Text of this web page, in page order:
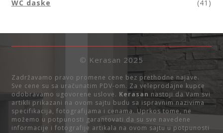
WC daske
(41)
© Kerasan 2025
Zadržavamo pravo promene cene bez prethodne najave.
Sve cene su sa uračunatim PDV-om. Za veleprodajne kupce
odobravamo ugovorene uslove. Kerasan nastoji da Vam svi
artikli prikazani na ovom sajtu budu sa ispravnim nazivima
specifikacija, fotografijama i cenama. Uprkos tome, ne
možemo u potpunosti garantovati da su sve navedene
informacije i fotografije artikala na ovom sajtu u potpunosti